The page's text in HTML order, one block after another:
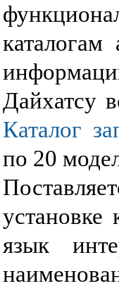
Дайхатсу
Каталог
по 20
установке
язык